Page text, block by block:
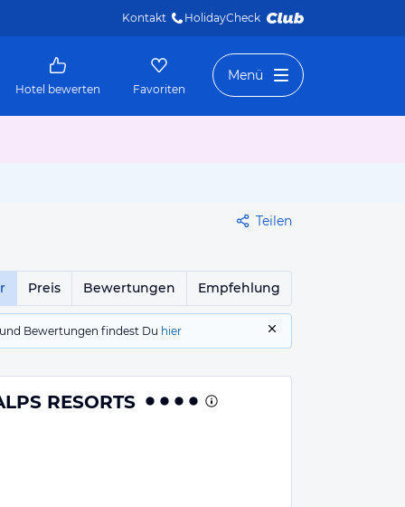
Kontakt HolidayCheck
Hotel bewerten Favoriten
Menü
Teilen
Preis Bewertungen Empfehlung
Bewertungen findest Du hier
RESORTS